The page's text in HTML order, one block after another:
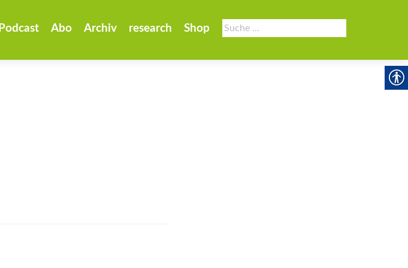
Suche
nach:
Podcast Abo Archiv research Shop